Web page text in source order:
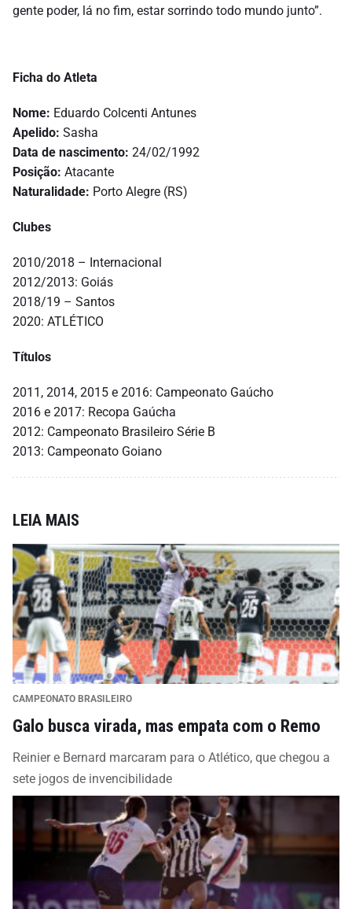
gente poder, lá no fim, estar sorrindo todo mundo junto”.
Ficha do Atleta
Nome: Eduardo Colcenti Antunes
Apelido: Sasha
Data de nascimento: 24/02/1992
Posição: Atacante
Naturalidade: Porto Alegre (RS)
Clubes
2010/2018 – Internacional
2012/2013: Goiás
2018/19 – Santos
2020: ATLÉTICO
Títulos
2011, 2014, 2015 e 2016: Campeonato Gaúcho
2016 e 2017: Recopa Gaúcha
2012: Campeonato Brasileiro Série B
2013: Campeonato Goiano
LEIA MAIS
CAMPEONATO BRASILEIRO
Galo busca virada, mas empata com o Remo
Reinier e Bernard marcaram para o Atlético, que chegou a
sete jogos de invencibilidade